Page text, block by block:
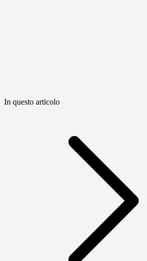
In questo articolo